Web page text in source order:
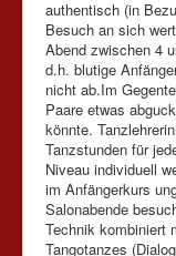
authentisch (in
Besuch an sich
Abend zwischen 4
d.h. blutige
nicht ab.Im
Paare etwas
könnte.
Tanzstunden für
Niveau individuell
im Anfängerkurs
Salonabende
Technik kombiniert
Tangotanzes